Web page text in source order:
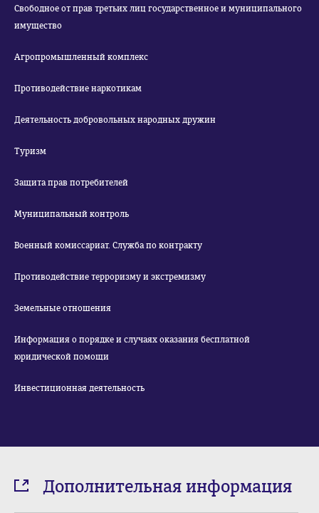
Свободное от прав третьих лиц государственное и муниципального
имущество
Агропромышленный комплекс
Противодействие наркотикам
Деятельность добровольных народных дружин
Туризм
Защита прав потребителей
Муниципальный контроль
Военный комиссариат. Служба по контракту
Противодействие терроризму и экстремизму
Земельные отношения
Информация о порядке и случаях оказания бесплатной
юридической помощи
Инвестиционная деятельность
Дополнительная информация